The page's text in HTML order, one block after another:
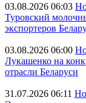
03.08.2026 06:03
Туровский
экспортеров
03.08.2026 06:00
Лукашенко на
отрасли Беларуси
31.07.2026 06:11